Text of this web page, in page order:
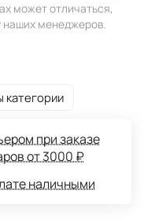
может отличаться,
наших менеджеров.
категории
при заказе
от 3000 ₽
наличными